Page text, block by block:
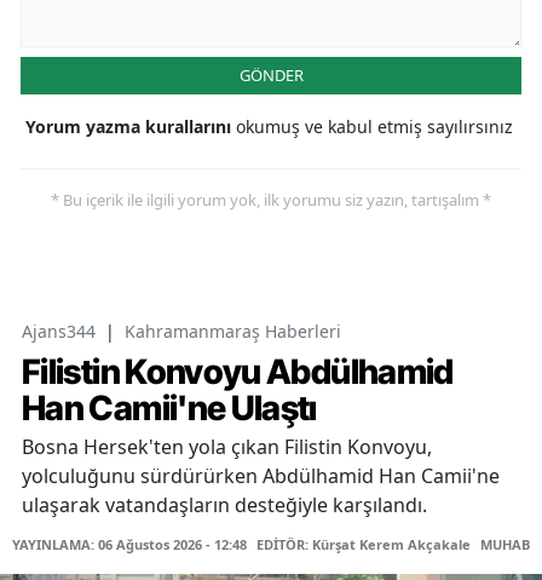
GÖNDER
Yorum yazma kurallarını okumuş ve kabul etmiş sayılırsınız
* Bu içerik ile ilgili yorum yok, ilk yorumu siz yazın, tartışalım *
Ajans344 | Kahramanmaraş Haberleri
Filistin Konvoyu Abdülhamid
Han Camii'ne Ulaştı
Bosna Hersek'ten yola çıkan Filistin Konvoyu,
yolculuğunu sürdürürken Abdülhamid Han Camii'ne
ulaşarak vatandaşların desteğiyle karşılandı.
YAYINLAMA: 06 Ağustos 2026 - 12:48 EDİTÖR: Kürşat Kerem Akçakale